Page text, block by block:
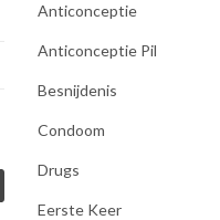
Anticonceptie
Anticonceptie Pil
Besnijdenis
Condoom
Drugs
Eerste Keer